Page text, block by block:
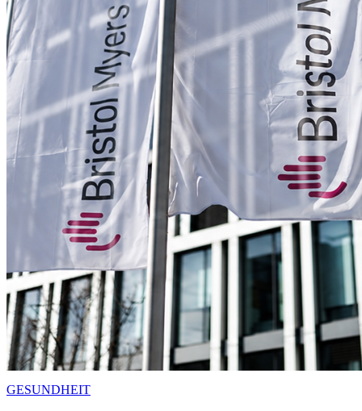
GESUNDHEIT